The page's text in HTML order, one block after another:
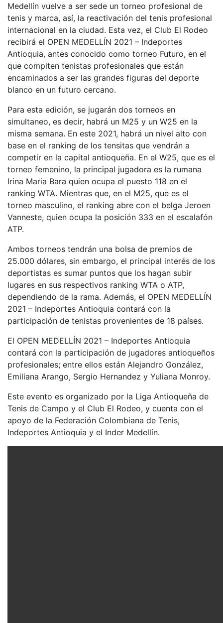
Medellín vuelve a ser sede un torneo profesional de
tenis y marca, así, la reactivación del tenis profesional
internacional en la ciudad. Esta vez, el Club El Rodeo
recibirá el OPEN MEDELLÍN 2021 – Indeportes
Antioquia, antes conocido como torneo Futuro, en el
que compiten tenistas profesionales que están
encaminados a ser las grandes figuras del deporte
blanco en un futuro cercano.
Para esta edición, se jugarán dos torneos en
simultaneo, es decir, habrá un M25 y un W25 en la
misma semana. En este 2021, habrá un nivel alto con
base en el ranking de los tensitas que vendrán a
competir en la capital antioqueña. En el W25, que es el
torneo femenino, la principal jugadora es la rumana
Irina Maria Bara quien ocupa el puesto 118 en el
ranking WTA. Mientras que, en el M25, que es el
torneo masculino, el ranking abre con el belga Jeroen
Vanneste, quien ocupa la posición 333 en el escalafón
ATP.
Ambos torneos tendrán una bolsa de premios de
25.000 dólares, sin embargo, el principal interés de los
deportistas es sumar puntos que los hagan subir
lugares en sus respectivos ranking WTA o ATP,
dependiendo de la rama. Además, el OPEN MEDELLÍN
2021 – Indeportes Antioquia contará con la
participación de tenistas provenientes de 18 países.
El OPEN MEDELLÍN 2021 – Indeportes Antioquia
contará con la participación de jugadores antioqueños
profesionales; entre ellos están Alejandro González,
Emiliana Arango, Sergio Hernandez y Yuliana Monroy.
Este evento es organizado por la Liga Antioqueña de
Tenis de Campo y el Club El Rodeo, y cuenta con el
apoyo de la Federación Colombiana de Tenis,
Indeportes Antioquia y el Inder Medellín.